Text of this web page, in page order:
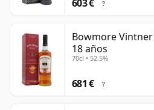
603 € ?
Bowmore
18 años
70cl • 52.5%
681 € ?